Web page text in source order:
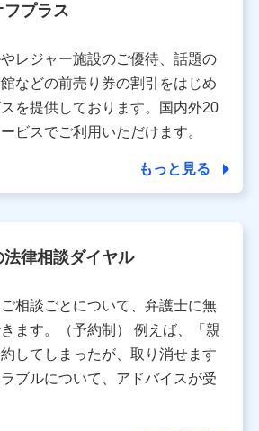
理について責任を有する者の名称・住
扱う各共同利用者（詳細は次のとお
2丁目11番1号 山王パークタワー
代表取締役社長 前田 義晃
人形町2-14-10 アーバンネット日本橋
NTTドコモは、お客さまの情報を利
行動原則を順守します 。
ッシュボードの「第三者提供の管
わらず、共同利用する場合がありま
員ではないお客さま（2019年12月11
トクラブ会員であったことがないお
フプラス
レジャー施設のご優待、話題の
などの前売り券の割引をはじめ
を提供しております。国内外20
ビスでご利用いただけます。
もっと見る
法律相談ダイヤル
相談ごとについて、弁護士に無
ます。（予約制） 例えば、「親
してしまったが、取り消せます
ブルについて、アドバイスが受